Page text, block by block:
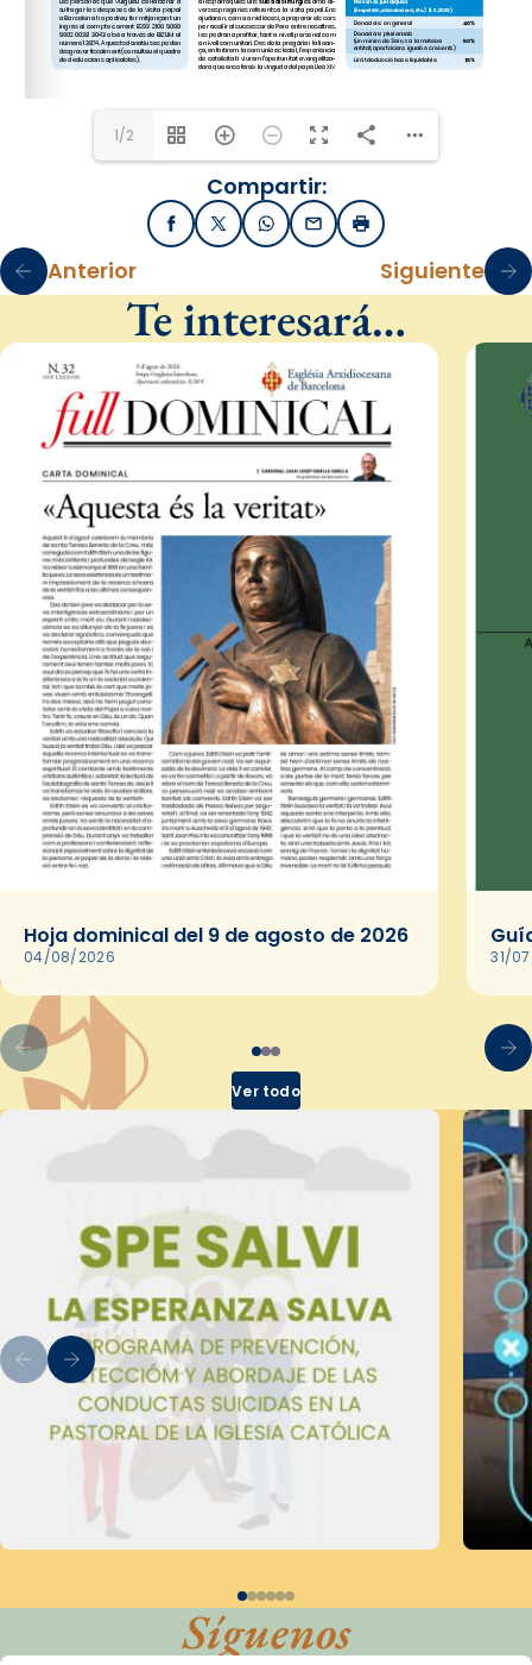
1/2
Compartir:
FacebookX / TwitterWhatsApp
EmailImprimir
Anterior Siguiente
Te interesará…
Hoja dominical del 9 de agosto de 2026
04/08/2026 31/
Ver todo
Síguenos